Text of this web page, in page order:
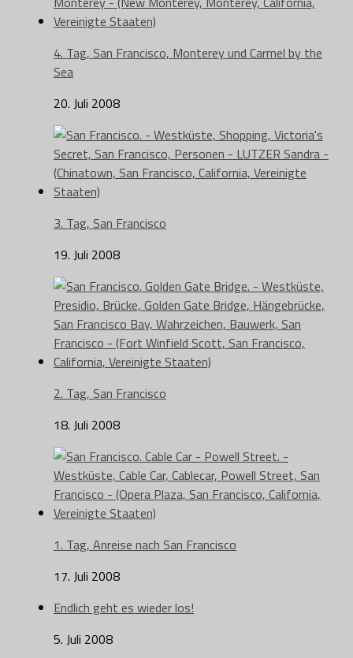
4. Tag, San Francisco, Monterey und Carmel by the
Sea
20. Juli 2008
3. Tag, San Francisco
19. Juli 2008
2. Tag, San Francisco
18. Juli 2008
1. Tag, Anreise nach San Francisco
17. Juli 2008
Endlich geht es wieder los!
5. Juli 2008